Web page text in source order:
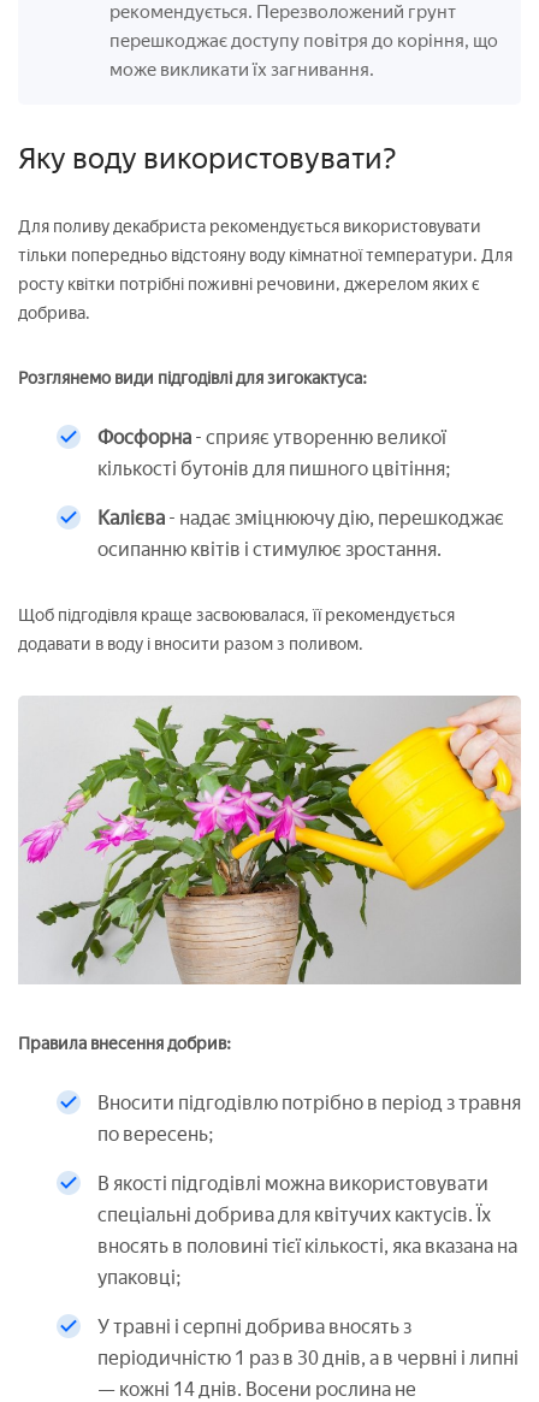
рекомендується. Перезволожений грунт
перешкоджає доступу повітря до коріння, що
може викликати їх загнивання.
Яку воду використовувати?
Для поливу декабриста рекомендується використовувати
тільки попередньо відстояну воду кімнатної температури. Для
росту квітки потрібні поживні речовини, джерелом яких є
добрива.
Розглянемо види підгодівлі для зигокактуса:
Фосфорна - сприяє утворенню великої
кількості бутонів для пишного цвітіння;
Калієва - надає зміцнюючу дію, перешкоджає
осипанню квітів і стимулює зростання.
Щоб підгодівля краще засвоювалася, її рекомендується
додавати в воду і вносити разом з поливом.
Правила внесення добрив:
Вносити підгодівлю потрібно в період з травня
по вересень;
В якості підгодівлі можна використовувати
спеціальні добрива для квітучих кактусів. Їх
вносять в половині тієї кількості, яка вказана на
упаковці;
У травні і серпні добрива вносять з
періодичністю 1 раз в 30 днів, а в червні і липні
— кожні 14 днів. Восени рослина не